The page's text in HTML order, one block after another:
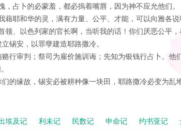
，占卜的必蒙羞，都必摀着嘴唇，因为神不应允他们。
藉耶和华的灵，满有力量、公平、才能，可以向雅各说
领、以色列家的官长啊，当听我的话！你们厌恶公平，
锡安，以罪孽建造耶路撒冷。
行审判；祭司为雇价施训诲；先知为银钱行占卜。
的缘故，锡安必被耕种像一块田，耶路撒冷必变为乱
埃及记 利未记 民数记 申命记 约书亚记